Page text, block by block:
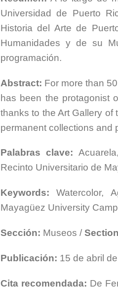
Universidad de Puerto
Historia del Arte de
Humanidades y de su
programación.
Abstract: For more than
has been the protagonist
thanks to the Art Gallery of
permanent collections and
Palabras clave:
Recinto Universitario de
Keywords: Watercolor,
Mayagüez University
Sección: Museos /
Publicación: 15 de abril
Cita recomendada: De